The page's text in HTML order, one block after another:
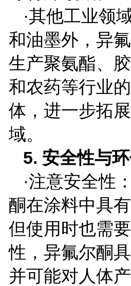
·其他工业领
和油墨外，异
生产聚氨酯、
和农药等行业
体，进一步拓
域。
5. 安全性与
·注意安全性
酮在涂料中具
但使用时也需
性，异氟尔酮
并可能对人体